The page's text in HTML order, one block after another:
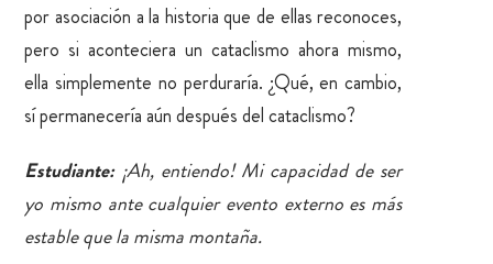
por asociación a la historia que de ellas reconoces,
pero si aconteciera un cataclismo ahora mismo,
ella simplemente no perduraría. ¿Qué, en cambio,
sí permanecería aún después del cataclismo?
Estudiante: ¡Ah, entiendo! Mi capacidad de ser
yo mismo ante cualquier evento externo es más
estable que la misma montaña.